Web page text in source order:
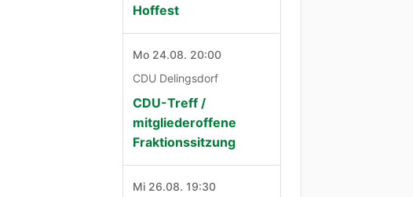
Hoffest
Mo 24.08. 20:00
CDU Delingsdorf
CDU-Treff /
mitgliederoffene
Fraktionssitzung
Mi 26.08. 19:30